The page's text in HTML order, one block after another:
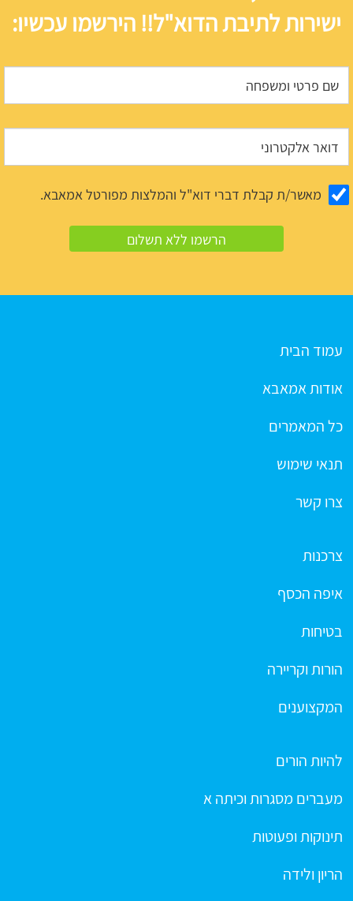
ישירות לתיבת הדוא"ל!! הירשמו עכשיו:
מאשר/ת קבלת דברי דוא"ל והמלצות מפורטל אמאבא.
עמוד הבית
אודות אמאבא
כל המאמרים
תנאי שימוש
צרו קשר
צרכנות
איפה הכסף
בטיחות
הורות וקריירה
המקצוענים
להיות הורים
מעברים מסגרות וכיתה א
תינוקות ופעוטות
הריון ולידה